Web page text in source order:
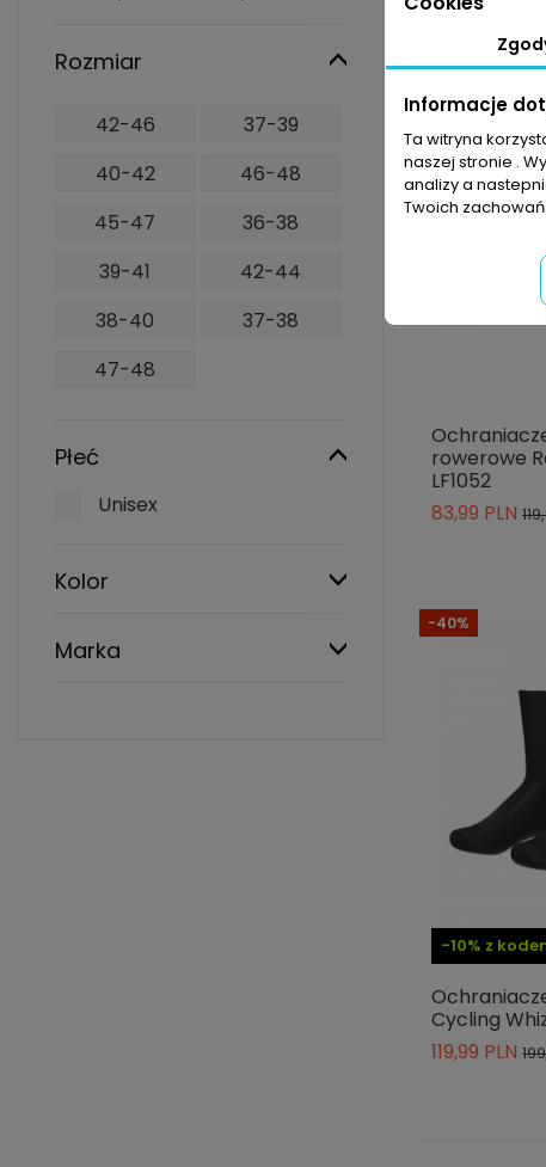
-30%
rowerowe
LF1052
83,99 PLN
-10% z
-40%
Cycling
119,99 PLN
Rozmiar
42-46
37-39
40-42
46-48
45-47
36-38
39-41
42-44
38-40
37-38
47-48
Płeć
Unisex
Kolor
Marka
Informacje
Ta witryna
naszej stronie .
analizy a
Twoich